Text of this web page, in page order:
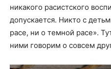
никакого расистского
допускается. Никто с
расе, ни о темной расе».
ними говорим о совсем